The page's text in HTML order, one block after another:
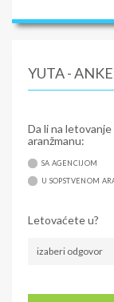
YUTA -
Da li na
aranžmanu:
SA AGENCIJOM
U SOPSTVENOM
Letovaćete u?
izaberi odgovor